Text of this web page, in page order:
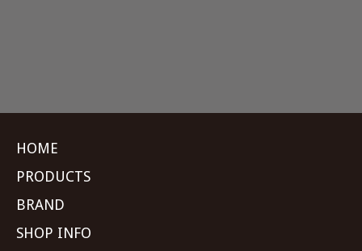
HOME
PRODUCTS
BRAND
SHOP INFO